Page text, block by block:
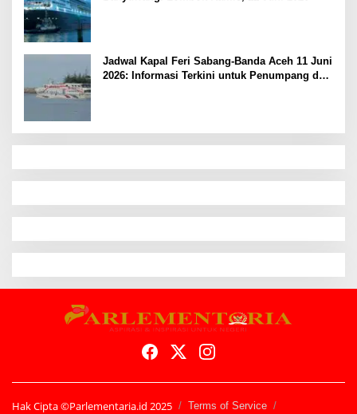
Jadwal Kapal Feri Sabang-Banda Aceh 11 Juni
2026: Informasi Terkini untuk Penumpang dan
Hak Cipta ©Parlementaria.id 2025
Terms of Service